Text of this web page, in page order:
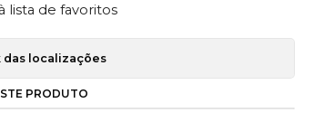
lista de favoritos
das localizações
PRODUTO